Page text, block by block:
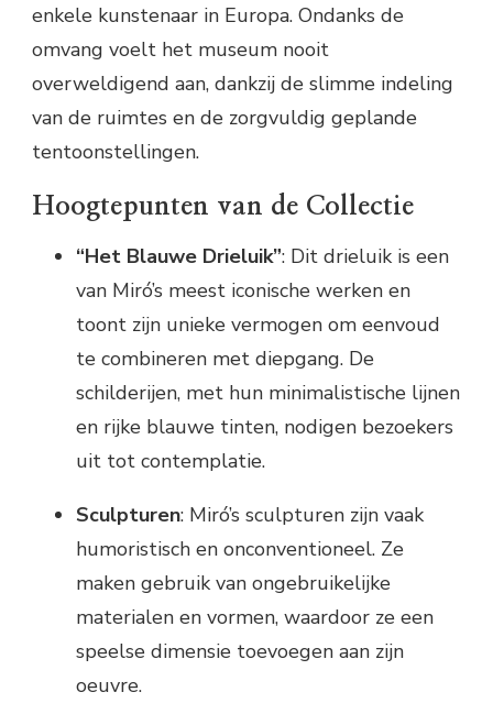
enkele kunstenaar in Europa. Ondanks de
omvang voelt het museum nooit
overweldigend aan, dankzij de slimme indeling
van de ruimtes en de zorgvuldig geplande
tentoonstellingen.
Hoogtepunten van de Collectie
“Het Blauwe Drieluik”: Dit drieluik is een
van Miró’s meest iconische werken en
toont zijn unieke vermogen om eenvoud
te combineren met diepgang. De
schilderijen, met hun minimalistische lijnen
en rijke blauwe tinten, nodigen bezoekers
uit tot contemplatie.
Sculpturen: Miró’s sculpturen zijn vaak
humoristisch en onconventioneel. Ze
maken gebruik van ongebruikelijke
materialen en vormen, waardoor ze een
speelse dimensie toevoegen aan zijn
oeuvre.